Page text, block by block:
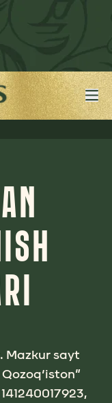
Mаzkur sаyt